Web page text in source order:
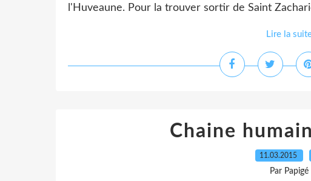
l'Huveaune. Pour la trouver sortir de Saint
Lire la
Chaine
11.03.2015
Par Papigé